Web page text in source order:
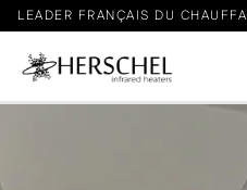
LEADER FRANÇAIS DU